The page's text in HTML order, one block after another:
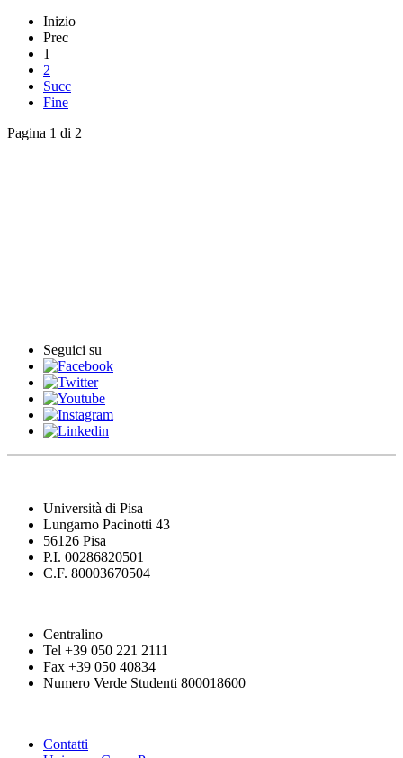
Inizio
Prec
1
2
Succ
Fine
Pagina 1 di 2
Seguici su
Università di Pisa
Lungarno Pacinotti 43
56126 Pisa
P.I. 00286820501
C.F. 80003670504
Centralino
Tel +39 050 221 2111
Fax +39 050 40834
Numero Verde Studenti 800018600
Contatti